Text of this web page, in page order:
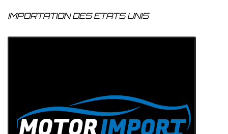
IMPORTATION DES ETATS UNIS